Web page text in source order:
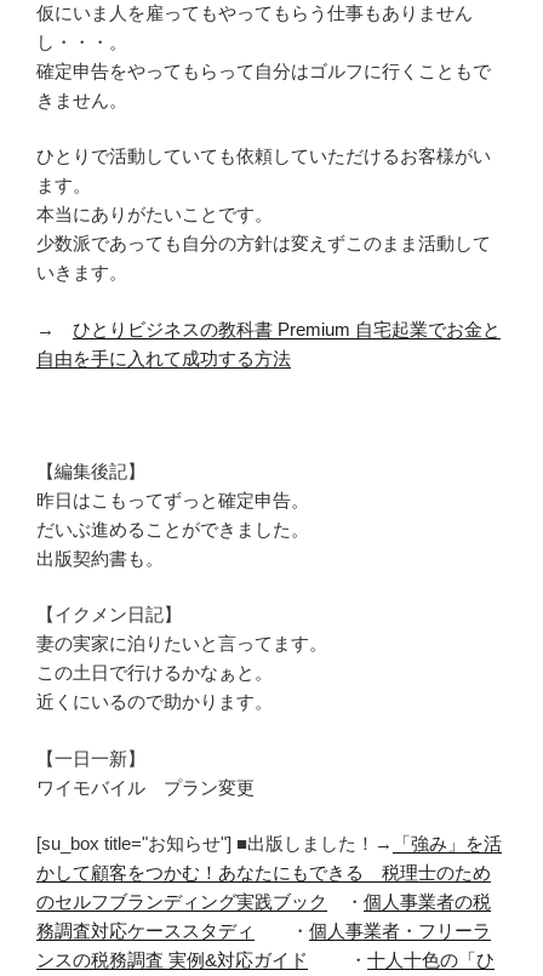
仮にいま人を雇ってもやってもらう仕事もありません
し・・・。
確定申告をやってもらって自分はゴルフに行くこともで
きません。
ひとりで活動していても依頼していただけるお客様がい
ます。
本当にありがたいことです。
少数派であっても自分の方針は変えずこのまま活動して
いきます。
→ ひとりビジネスの教科書 Premium 自宅起業でお金と
自由を手に入れて成功する方法
【編集後記】
昨日はこもってずっと確定申告。
だいぶ進めることができました。
出版契約書も。
【イクメン日記】
妻の実家に泊りたいと言ってます。
この土日で行けるかなぁと。
近くにいるので助かります。
【一日一新】
ワイモバイル プラン変更
[su_box title="お知らせ"] ■出版しました！→
「強み」を活
かして顧客をつかむ！あなたにもできる 税理士のため
のセルフブランディング実践ブック
・ 個人事業者の税
務調査対応ケーススタディ
・ 個人事業者・フリーラ
ンスの税務調査 実例&対応ガイド
・ 十人十色の「ひ